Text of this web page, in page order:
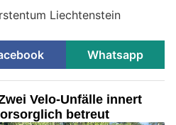
Liechtenstein
Whatsapp
Velo-Unfälle innert
betreut